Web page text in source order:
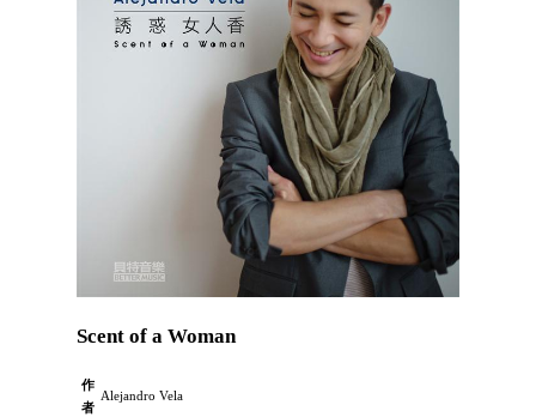
Scent of a Woman
作
者
Alejandro Vela